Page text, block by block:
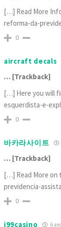
[…] Read More
reforma-da-
0
aircraft decals
… [Trackback]
[…] Here you will
esquerdista-e-
0
바카라사이트
… [Trackback]
[…] Read More on
previdencia-
0
i99casino 6